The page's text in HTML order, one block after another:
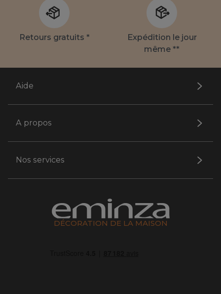
Retours gratuits *
Expédition le jour
même **
Aide
A propos
Nos services
DÉCORATION DE LA MAISON